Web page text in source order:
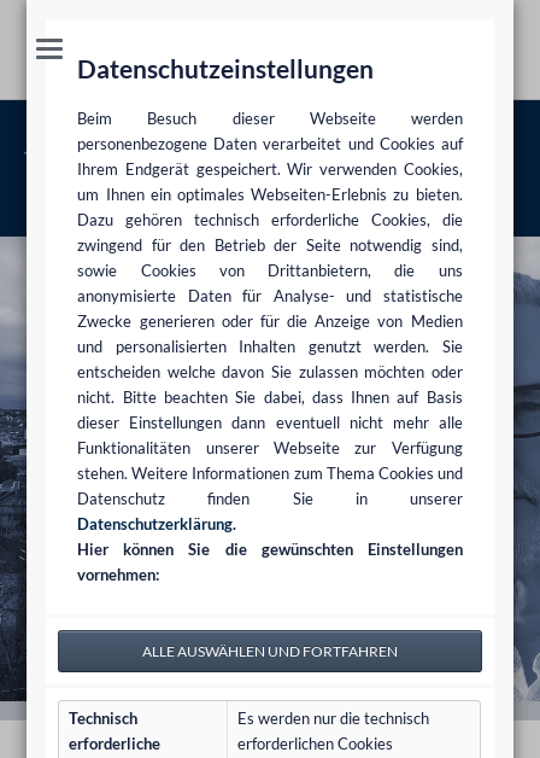
Datenschutzeinstellungen
Beim Besuch dieser Webseite werden
personenbezogene Daten verarbeitet und Cookies auf
Ihrem Endgerät gespeichert. Wir verwenden Cookies,
um Ihnen ein optimales Webseiten-Erlebnis zu bieten.
Dazu gehören technisch erforderliche Cookies, die
zwingend für den Betrieb der Seite notwendig sind,
sowie Cookies von Drittanbietern, die uns
anonymisierte Daten für Analyse- und statistische
Zwecke generieren oder für die Anzeige von Medien
und personalisierten Inhalten genutzt werden. Sie
entscheiden welche davon Sie zulassen möchten oder
nicht. Bitte beachten Sie dabei, dass Ihnen auf Basis
dieser Einstellungen dann eventuell nicht mehr alle
Funktionalitäten unserer Webseite zur Verfügung
stehen. Weitere Informationen zum Thema Cookies und
Datenschutz finden Sie in unserer
Datenschutzerklärung.
Hier können Sie die gewünschten Einstellungen
vornehmen:
Technisch
erforderliche
Es werden nur die technisch
erforderlichen Cookies
Dr. Hanns-Georg Pipping
DSB Dr. Hanns-Georg Pipping